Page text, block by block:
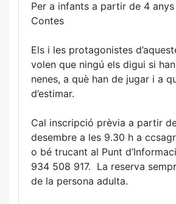
Per a infants a partir de 4
Contes
Els i les protagonistes
volen que ningú els digui si
nenes, a què han de jugar i a
d’estimar.
Cal inscripció prèvia a partir
desembre a les 9.30 h a
o bé trucant al Punt
934 508 917. La reserva
de la persona adulta.